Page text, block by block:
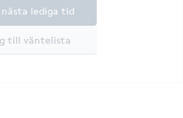
till väntelista
nästa lediga tid